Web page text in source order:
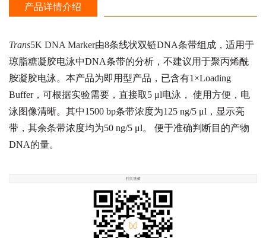
产品详情介绍
Trans5K DNA Marker由8条线状双链DNA条带组成，适用于
琼脂糖凝胶电泳中DNA条带的分析，不建议用于聚丙烯酰
胺凝胶电泳。本产品为即用型产品，已含有1×Loading
Buffer， 可根据实验需要，直接取5 μl电泳， 使用方便，电
泳图像清晰。其中1500 bp条带浓度为125 ng/5 μl ，显示亮
带，其余条带浓度均为50 ng/5 μl。 便于准确判断目的产物
DNA的量。